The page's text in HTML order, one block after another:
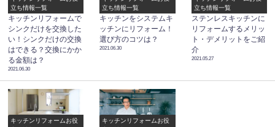
立ち情報一覧
キッチンリフォームで
シンクだけを交換した
い！シンクだけの交換
はできる？交換にかか
る金額は？
2021.06.30
立ち情報一覧
キッチンをシステムキ
ッチンにリフォーム！
選び方のコツは？
2021.06.30
立ち情報一覧
ステンレスキッチンに
リフォームするメリッ
ト・デメリットをご紹
介
2021.05.27
キッチンリフォームお役
キッチンリフォームお役